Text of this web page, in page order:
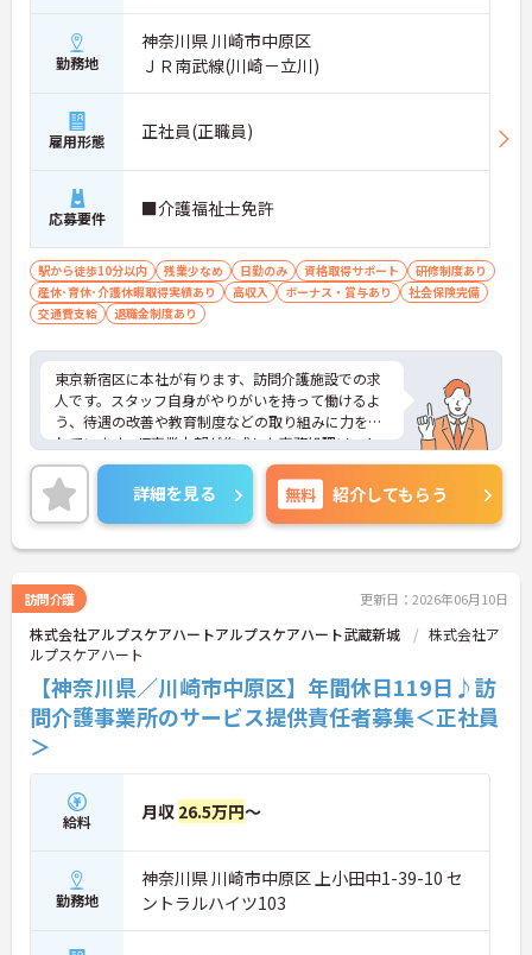
勤務地
神奈川県 川崎市中原区
ＪＲ南武線(川崎－立川)
雇用形態 正社員(正職員)
応募要件 ■介護福祉士免許
駅から徒歩10分以内 残業少なめ 日勤のみ 資格取得サポート
研修制度あり
産休･育休･介護休暇取得実績あり
高収入 ボーナス・賞与あり
社会保険完備
交通費支給
退職金制度あり
東京新宿区に本社が有ります、訪問介護施設での求
人です。スタッフ自身がやりがいを持って働けるよ
う、待遇の改善や教育制度などの取り組みに力を入
れています。IT事業本部が作成した事務処理ソフト
を導入しており、事務作業は少なく、その分ご利用
者様への対応を重視することもできます。入社後の
研修はもちろん、介護技術研修、PC研修、マナー研
修、資格取得のための勉強会等ステップに応じて用
意されており安心してご就業いただけます。
細などお話しいたしますのでお気軽にお問い合わせ
下さい。
詳細を見る 無料 紹介してもらう
訪問介護 更新日：2026年06月10日
株式会社アルプスケアハートアルプスケアハート武蔵新城
株式会社ア
ルプスケアハート
【神奈川県／川崎市中原区】年間休日119日♪訪
問介護事業所のサービス提供責任者募集＜正社員
＞
給料 月収 26.5万円～
勤務地
神奈川県 川崎市中原区 上小田中1-39-10 セ
ントラルハイツ103